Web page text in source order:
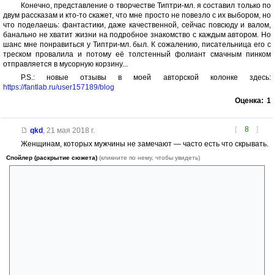
Конечно, представление о творчестве Типтри-мл. я составил только по
двум рассказам и кто-то скажет, что мне просто не повезло с их выбором, но
что поделаешь: фантастики, даже качественной, сейчас повсюду и валом,
банально не хватит жизни на подробное знакомство с каждым автором. Но
шанс мне понравиться у Типтри-мл. был. К сожалению, писательница его с
треском провалила и потому её толстенный фолиант смачным пинком
отправляется в мусорную корзину...
P.S.: новые отзывы в моей авторской колонке здесь:
https://fantlab.ru/user157189/blog
Оценка: 1
[ 8 ]
qkd, 21 мая 2018 г.
Женщинам, которых мужчины не замечают — часто есть что скрывать.
Спойлер (раскрытие сюжета) (кликните по нему, чтобы увидеть)